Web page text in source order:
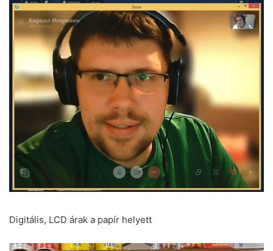
Digitális, LCD árak a papír helyett